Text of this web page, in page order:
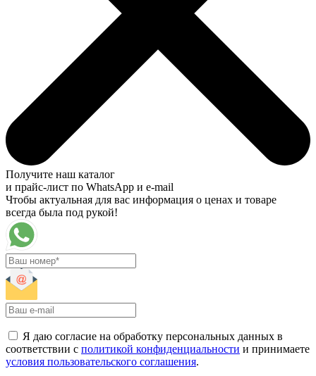
Получите наш каталог
и прайс-лист по WhatsApp и e-mail
Чтобы актуальная для вас информация о ценах и товаре
всегда была под рукой!
Я даю согласие на обработку персональных данных в
соответствии с политикой конфиденциальности и принимаете
условия пользовательского соглашения.